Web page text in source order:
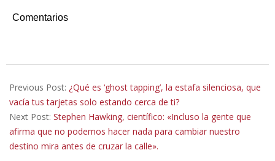
Comentarios
02-
22
Previous Post: ¿Qué es ‘ghost tapping’, la estafa silenciosa, que
vacía tus tarjetas solo estando cerca de ti?
Next Post: Stephen Hawking, científico: «Incluso la gente que
afirma que no podemos hacer nada para cambiar nuestro
destino mira antes de cruzar la calle».